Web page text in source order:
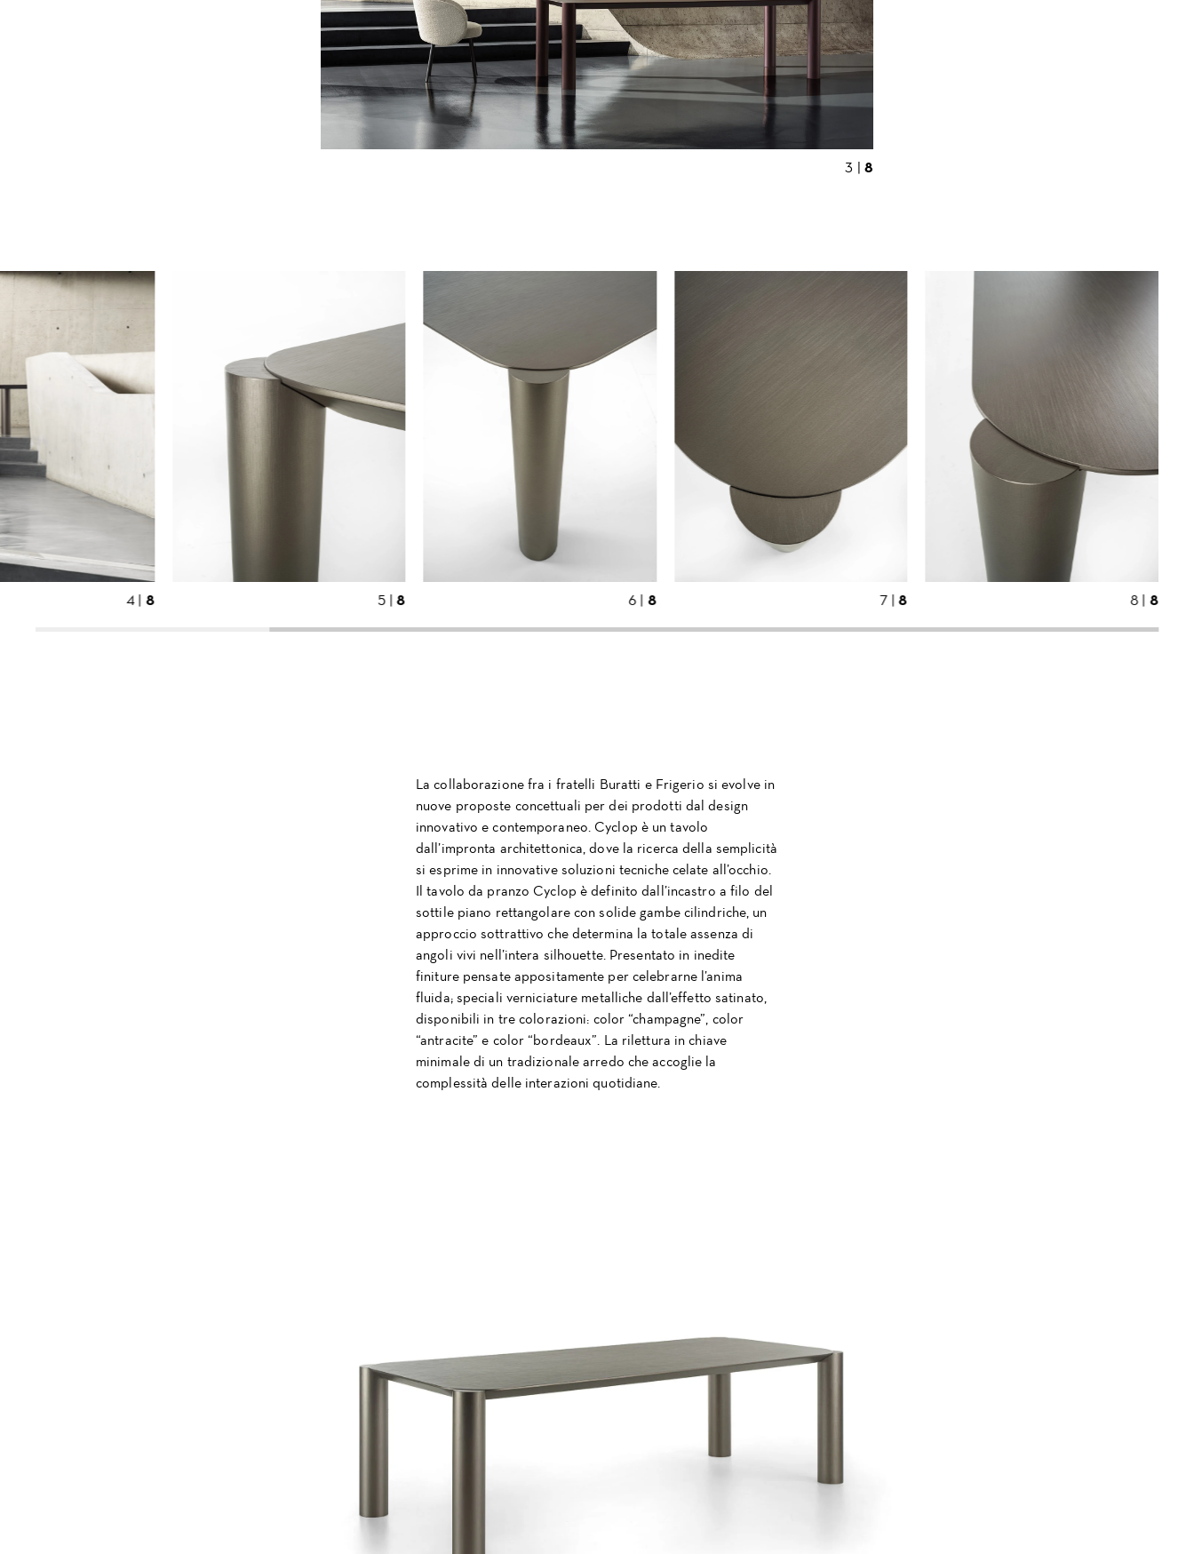
3 | 8
La collaborazione fra i fratelli Buratti e Frigerio si evolve in
nuove proposte concettuali per dei prodotti dal design
innovativo e contemporaneo. Cyclop è un tavolo
dall’impronta architettonica, dove la ricerca della semplicità
si esprime in innovative soluzioni tecniche celate all’occhio.
Il tavolo da pranzo Cyclop è definito dall’incastro a filo del
sottile piano rettangolare con solide gambe cilindriche, un
approccio sottrattivo che determina la totale assenza di
angoli vivi nell’intera silhouette. Presentato in inedite
finiture pensate appositamente per celebrarne l’anima
fluida; speciali verniciature metalliche dall’effetto satinato,
disponibili in tre colorazioni: color “champagne”, color
“antracite” e color “bordeaux”. La rilettura in chiave
minimale di un tradizionale arredo che accoglie la
complessità delle interazioni quotidiane.